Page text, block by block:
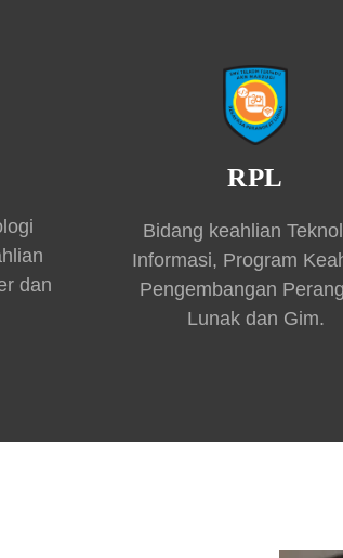
dan
RPL
Bidang keahlian
Informasi, Program
Pengembangan
Lunak dan Gim.